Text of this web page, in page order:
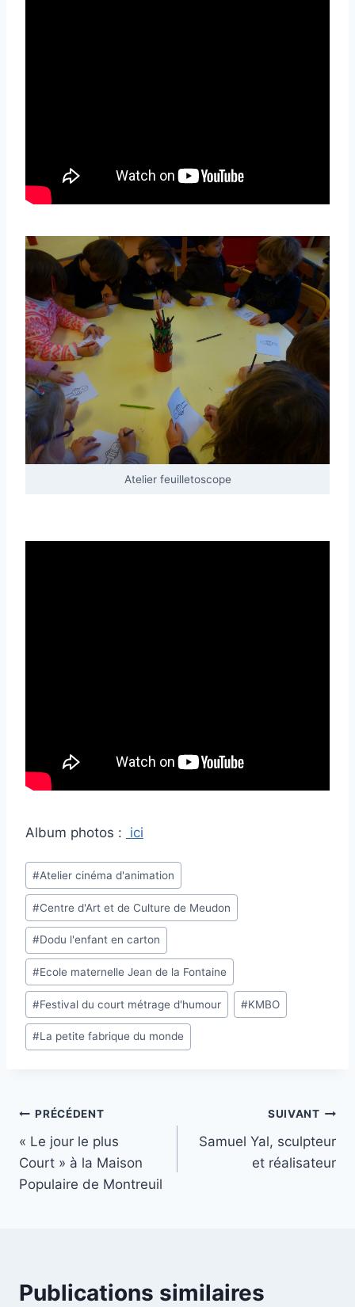
Atelier feuilletoscope
Album photos : ici
Étiquettes
de
la
publication :
#Atelier cinéma d'animation
#Centre d'Art et de Culture de Meudon
#Dodu l'enfant en carton
#Ecole maternelle Jean de la Fontaine
#Festival du court métrage d'humour #KMBO
#La petite fabrique du monde
Navigation
de
l’article
PRÉCÉDENT
« Le jour le plus
Court » à la Maison
Populaire de Montreuil
SUIVANT
Samuel Yal, sculpteur
et réalisateur
Publications similaires